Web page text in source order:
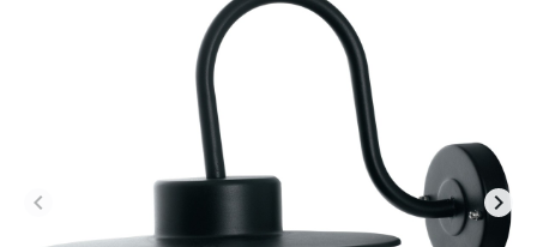
Precedente
keyboard_arrow_left keyboard_arrow_right